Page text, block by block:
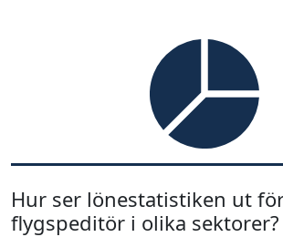
Hur ser lönestatistiken ut
flygspeditör i olika sektorer?